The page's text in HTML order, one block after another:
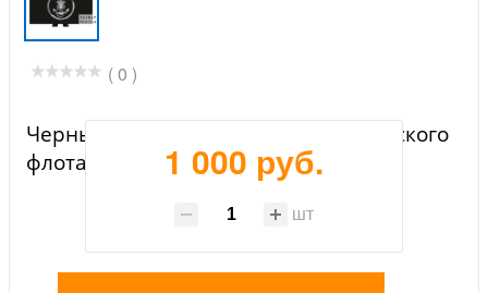
( 0 )
Черный флаг с эмблемой Тихоокеанского
флота
1 000 руб.
шт